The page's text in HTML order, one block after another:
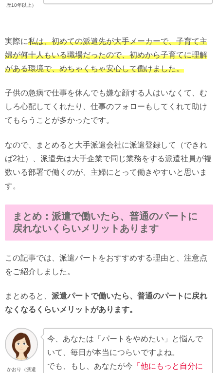
歴10年以上）
実際に私は、初めての派遣先が大手メーカーで、子育て主
婦が何十人もいる職場だったので、初めから子育てに理解
がある環境で、めちゃくちゃ安心して働けました。
子供の急病で仕事を休んでも嫌な顔する人はいなくて、む
しろ心配してくれたり、仕事のフォローもしてくれて助け
てもらうことが多かったです。
なので、まとめると大手派遣会社に派遣登録して（できれ
ば2社）、派遣先は大手企業で同じ業務をする派遣社員が複
数いる部署で働くのが、主婦にとって働きやすいと思いま
す。
まとめ：派遣で働いたら、普通のパートに
戻れないくらいメリットあります
この記事では、派遣パートをおすすめする理由と、注意点
をご紹介しました。
まとめると、 派遣パートで働いたら、普通のパートに戻れ
なくなるくらいメリットがあります。
かおり（派遣
今、あなたは「パートをやめたい」と悩んで
いて、毎日が本当につらいですよね。
でも、もし、あなたが今 「他にもっと自分に